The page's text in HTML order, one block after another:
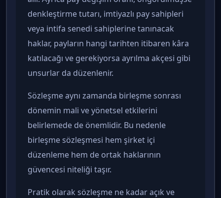
denkleştirme tutarı, imtiyazlı pay sahipleri
veya intifa senedi sahiplerine tanınacak
haklar, payların hangi tarihten itibaren kâra
katılacağı ve gerekiyorsa ayrılma akçesi gibi
unsurlar da düzenlenir.
Sözleşme aynı zamanda birleşme sonrası
dönemin mali ve yönetsel etkilerini
belirlemede de önemlidir. Bu nedenle
birleşme sözleşmesi hem şirket içi
düzenleme hem de ortak haklarının
güvencesi niteliği taşır.
Pratik olarak sözleşme ne kadar açık ve